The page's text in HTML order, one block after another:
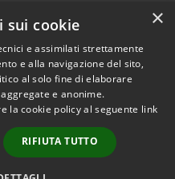
Copyright © 2026 • Città di
Gonzaga • Powered by
Municipium•
Accesso
redazione
×
sui cookie
e assimilati strettamente
e alla navigazione del sito,
al solo fine di elaborare
e anonime.
la cookie policy al seguente link
RIFIUTA TUTTO